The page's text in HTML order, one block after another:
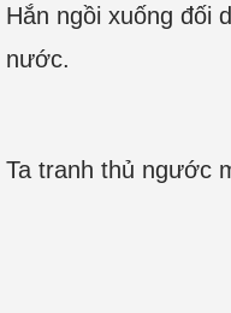
Hắn ngồi xuống đối
nước.
Ta tranh thủ ngước